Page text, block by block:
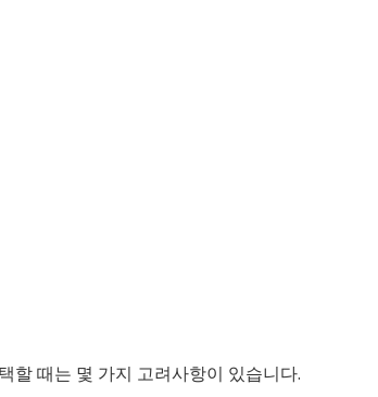
할 때는 몇 가지 고려사항이 있습니다.